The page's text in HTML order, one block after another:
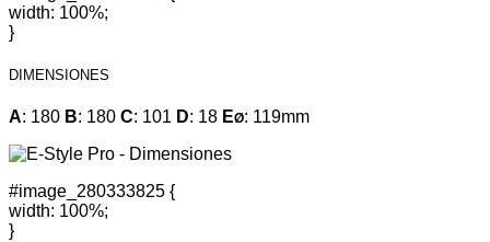
width: 100%;
}
DIMENSIONES
A: 180 B: 180 C: 101 D: 18 EØ: 119mm
#image_280333825 {
width: 100%;
}